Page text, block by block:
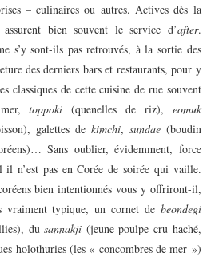
– culinaires ou autres. Actives dès la
bien souvent le service d’after.
s’y sont-ils pas retrouvés, à la sortie des
des derniers bars et restaurants, pour y
classiques de cette cuisine de rue souvent
mer,toppoki (quenelles de riz), eomuk
galettes de kimchi, sundae(boudin
Sans oublier, évidemment, force
il n’est pas en Corée de soirée qui vaille.
bien intentionnés vous y offriront-il,
vraiment typique, un cornet de beondegi
dusannakji (jeune poulpe cru haché,
holothuries (les « concombres de mer »)